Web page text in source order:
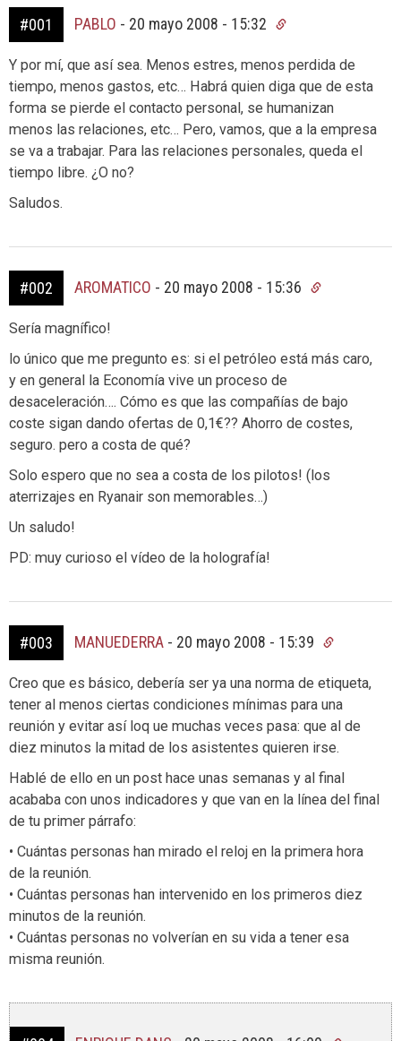
#001 PABLO - 20 mayo 2008 - 15:32
Y por mí, que así sea. Menos estres, menos perdida de
tiempo, menos gastos, etc… Habrá quien diga que de esta
forma se pierde el contacto personal, se humanizan
menos las relaciones, etc… Pero, vamos, que a la empresa
se va a trabajar. Para las relaciones personales, queda el
tiempo libre. ¿O no?
Saludos.
#002 AROMATICO - 20 mayo 2008 - 15:36
Sería magnífico!
lo único que me pregunto es: si el petróleo está más caro,
y en general la Economía vive un proceso de
desaceleración…. Cómo es que las compañías de bajo
coste sigan dando ofertas de 0,1€?? Ahorro de costes,
seguro. pero a costa de qué?
Solo espero que no sea a costa de los pilotos! (los
aterrizajes en Ryanair son memorables…)
Un saludo!
PD: muy curioso el vídeo de la holografía!
#003 MANUEDERRA - 20 mayo 2008 - 15:39
Creo que es básico, debería ser ya una norma de etiqueta,
tener al menos ciertas condiciones mínimas para una
reunión y evitar así loq ue muchas veces pasa: que al de
diez minutos la mitad de los asistentes quieren irse.
Hablé de ello en un post hace unas semanas y al final
acababa con unos indicadores y que van en la línea del final
de tu primer párrafo:
• Cuántas personas han mirado el reloj en la primera hora
de la reunión.
• Cuántas personas han intervenido en los primeros diez
minutos de la reunión.
• Cuántas personas no volverían en su vida a tener esa
misma reunión.